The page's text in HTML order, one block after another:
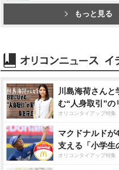
もっと見る
川島海荷さんと
む“人身取引”の
オリコンタイアップ特集
マクドナルドが
支える「小学生
オリコンタイアップ特集